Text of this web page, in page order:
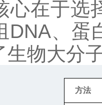
心在于选
DNA、蛋
生物大分
方法